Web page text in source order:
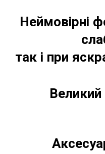
Неймовірні
так і при